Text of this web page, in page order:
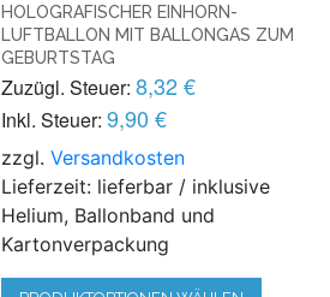
HOLOGRAFISCHER EINHORN-
LUFTBALLON MIT BALLONGAS ZUM
GEBURTSTAG
Zuzügl. Steuer: 8,32 €
Inkl. Steuer: 9,90 €
zzgl.Versandkosten
Lieferzeit: lieferbar / inklusive
Helium, Ballonband und
Kartonverpackung